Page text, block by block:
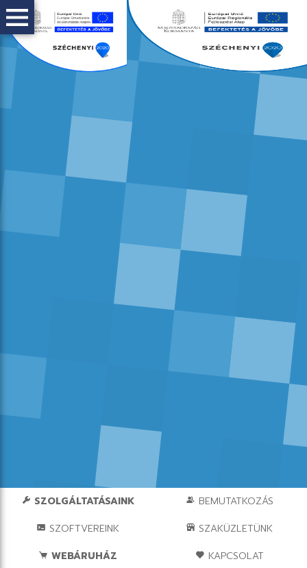
SZOLGÁLTATÁSAINK
BEMUTATKOZÁS
SZOFTVEREINK
SZAKÜZLETÜNK
WEBÁRUHÁZ
KAPCSOLAT